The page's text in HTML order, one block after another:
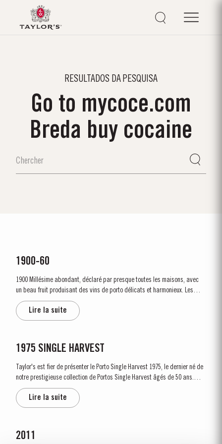
RESULTADOS DA PESQUISA
Go to mycoce.com
Breda buy cocaine
1900-60
1900 Millésime abondant, déclaré par presque toutes les maisons, avec
un beau fruit produisant des vins de porto délicats et harmonieux. Les
vendanges commencent le 1er octobre, plus tard que d’habitude, suite à
Lire la suite
1975 SINGLE HARVEST
Taylor's est fier de présenter le Porto Single Harvest 1975, le dernier né de
notre prestigieuse collection de Portos Single Harvest âgés de 50 ans.
Vieilli dans des fûts de chêne vieillis pendant cinq décennies, cette édition
limitée incarne l'engagement de Taylor's envers...
Lire la suite
2011